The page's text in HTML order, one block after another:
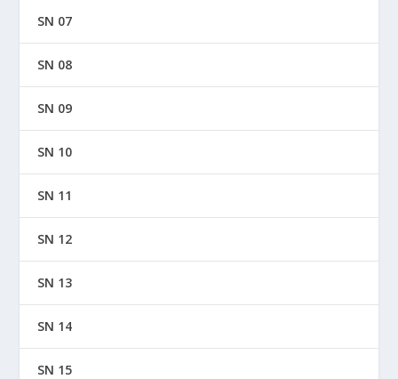
SN 07
SN 08
SN 09
SN 10
SN 11
SN 12
SN 13
SN 14
SN 15